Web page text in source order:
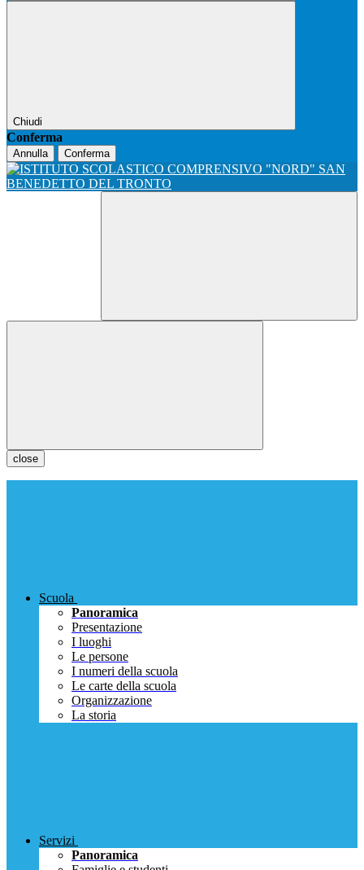
Chiudi
Conferma
Annulla Conferma
close
Scuola
Panoramica
Presentazione
I luoghi
Le persone
I numeri della scuola
Le carte della scuola
Organizzazione
La storia
Servizi
Panoramica